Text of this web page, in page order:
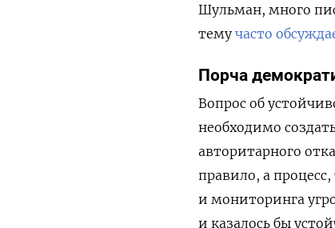
Шульман, много
тему часто
Порча
Вопрос об
необходимо
авторитарного
правило, а
и мониторинга
и казалось бы